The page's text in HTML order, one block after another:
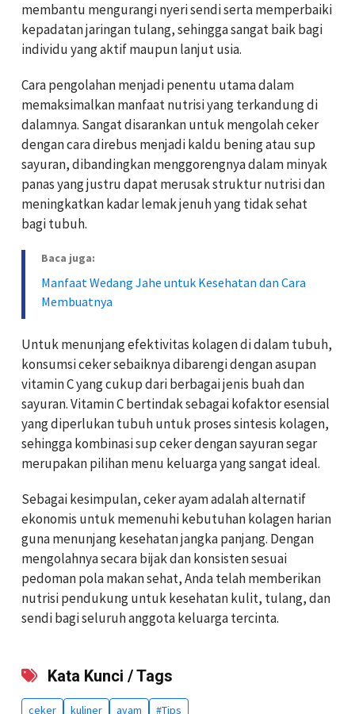
membantu mengurangi nyeri sendi serta memperbaiki
kepadatan jaringan tulang, sehingga sangat baik bagi
individu yang aktif maupun lanjut usia.
Cara pengolahan menjadi penentu utama dalam
memaksimalkan manfaat nutrisi yang terkandung di
dalamnya. Sangat disarankan untuk mengolah ceker
dengan cara direbus menjadi kaldu bening atau sup
sayuran, dibandingkan menggorengnya dalam minyak
panas yang justru dapat merusak struktur nutrisi dan
meningkatkan kadar lemak jenuh yang tidak sehat
bagi tubuh.
Baca juga:
Manfaat Wedang Jahe untuk Kesehatan dan Cara
Membuatnya
Untuk menunjang efektivitas kolagen di dalam tubuh,
konsumsi ceker sebaiknya dibarengi dengan asupan
vitamin C yang cukup dari berbagai jenis buah dan
sayuran. Vitamin C bertindak sebagai kofaktor esensial
yang diperlukan tubuh untuk proses sintesis kolagen,
sehingga kombinasi sup ceker dengan sayuran segar
merupakan pilihan menu keluarga yang sangat ideal.
Sebagai kesimpulan, ceker ayam adalah alternatif
ekonomis untuk memenuhi kebutuhan kolagen harian
guna menunjang kesehatan jangka panjang. Dengan
mengolahnya secara bijak dan konsisten sesuai
pedoman pola makan sehat, Anda telah memberikan
nutrisi pendukung untuk kesehatan kulit, tulang, dan
sendi bagi seluruh anggota keluarga tercinta.
Kata Kunci / Tags
ceker kuliner ayam #Tips